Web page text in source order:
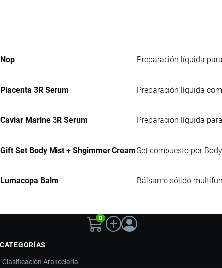
Nop Preparación líquida
Placenta 3R Serum Preparación líquida
Caviar Marine 3R Serum Preparación líquida
Gift Set Body Mist + Shgimmer CreamSet compuesto por
Lumacopa Balm Bálsamo sólido
0
CATEGORÍAS
Clasificación Arancelaria